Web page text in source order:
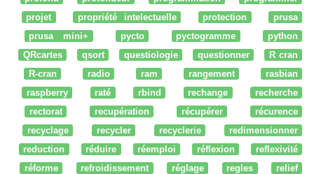
projet
propriété intelectuelle protection
prusa
prusa mini+
pycto pyctogramme
python
QRcartes
qsort questiologie questionner
R cran
R-cran
radio ram rangement
rasbian
raspberry
raté rbind rechange
recherche
rectorat
recupération récupérer
récurence
recyclage
recycler recyclerie
redimensionner
reduction
réduire réemploi réflexion
reflexivité
réforme
refroidissement réglage regles
relief